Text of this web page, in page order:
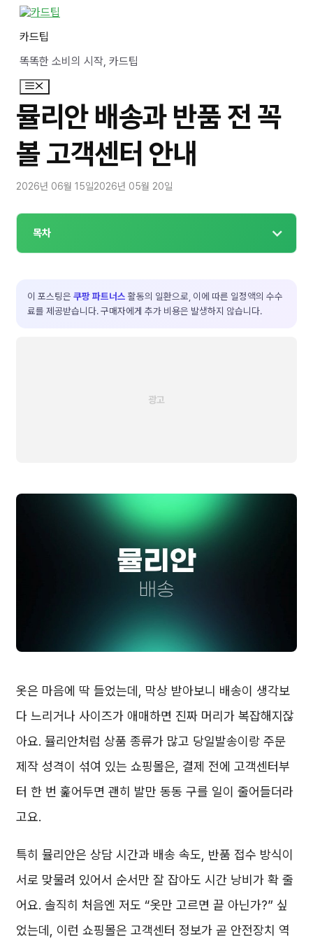
카드팁
똑똑한 소비의 시작, 카드팁
메
뉴
뮬리안 배송과 반품 전 꼭
볼 고객센터 안내
2026년 06월 15일2026년 05월 20일
목차
이 포스팅은 쿠팡 파트너스 활동의 일환으로, 이에 따른 일정액의 수수
료를 제공받습니다. 구매자에게 추가 비용은 발생하지 않습니다.
옷은 마음에 딱 들었는데, 막상 받아보니 배송이 생각보
다 느리거나 사이즈가 애매하면 진짜 머리가 복잡해지잖
아요. 뮬리안처럼 상품 종류가 많고 당일발송이랑 주문
제작 성격이 섞여 있는 쇼핑몰은, 결제 전에 고객센터부
터 한 번 훑어두면 괜히 발만 동동 구를 일이 줄어들더라
고요.
특히 뮬리안은 상담 시간과 배송 속도, 반품 접수 방식이
서로 맞물려 있어서 순서만 잘 잡아도 시간 낭비가 확 줄
어요. 솔직히 처음엔 저도 “옷만 고르면 끝 아닌가?” 싶
었는데, 이런 쇼핑몰은 고객센터 정보가 곧 안전장치 역